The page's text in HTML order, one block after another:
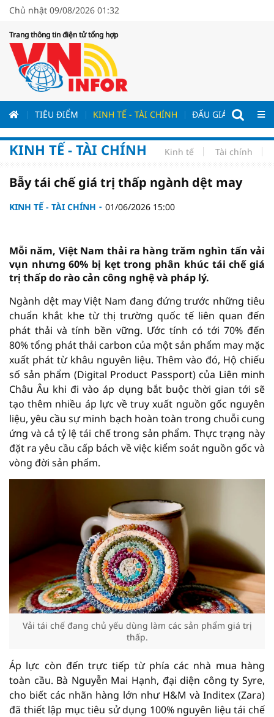
Chủ nhật 09/08/2026 01:32
Trang thông tin điện tử tổng hợp
TIÊU ĐIỂM KINH TẾ - TÀI CHÍNH ĐẤU GIÁ - ĐẤU
KINH TẾ - TÀI CHÍNH Kinh tế Tài chính
Bẫy tái chế giá trị thấp ngành dệt may
KINH TẾ - TÀI CHÍNH 01/06/2026 15:00
Mỗi năm, Việt Nam thải ra hàng trăm nghìn tấn vải
vụn nhưng 60% bị kẹt trong phân khúc tái chế giá
trị thấp do rào cản công nghệ và pháp lý.
Ngành dệt may Việt Nam đang đứng trước những tiêu
chuẩn khắt khe từ thị trường quốc tế liên quan đến
phát thải và tính bền vững. Ước tính có tới 70% đến
80% tổng phát thải carbon của một sản phẩm may mặc
xuất phát từ khâu nguyên liệu. Thêm vào đó, Hộ chiếu
số sản phẩm (Digital Product Passport) của Liên minh
Châu Âu khi đi vào áp dụng bắt buộc thời gian tới sẽ
tạo thêm nhiều áp lực về truy xuất nguồn gốc nguyên
liệu, yêu cầu sự minh bạch hoàn toàn trong chuỗi cung
ứng và cả tỷ lệ tái chế trong sản phẩm. Thực trạng này
đặt ra yêu cầu cấp bách về việc kiểm soát nguồn gốc và
vòng đời sản phẩm.
Vải tái chế đang chủ yếu dùng làm các sản phẩm giá trị
thấp.
Áp lực còn đến trực tiếp từ phía các nhà mua hàng
toàn cầu. Bà Nguyễn Mai Hạnh, đại diện công ty Syre,
cho biết các nhãn hàng lớn như H&M và Inditex (Zara)
đã thiết lập mục tiêu sử dụng 100% nguyên liệu tái chế